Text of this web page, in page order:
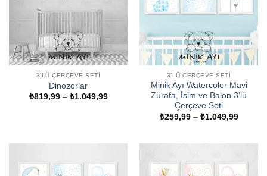
3'LÜ ÇERÇEVE SETI
Dinozorlar
₺819,99 – ₺1.049,99Fiyat
3'LÜ ÇERÇEVE SETI
Minik Ayı Watercolor Mavi
Zürafa, İsim ve Balon 3’lü
Çerçeve Seti
₺259,99 – ₺1.049,99Fiyat